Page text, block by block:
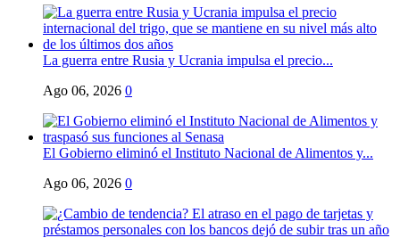
La guerra entre Rusia y Ucrania impulsa el precio...
Ago 06, 2026 0
El Gobierno eliminó el Instituto Nacional de Alimentos y...
Ago 06, 2026 0